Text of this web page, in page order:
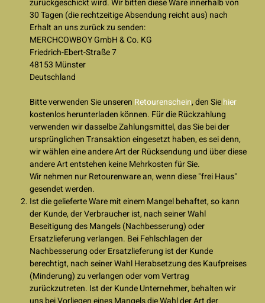
zurückgeschickt wird. Wir bitten diese Ware innerhalb von
30 Tagen (die rechtzeitige Absendung reicht aus) nach
Erhalt an uns zurück zu senden:
MERCHCOWBOY GmbH & Co. KG
Friedrich-Ebert-Straße 7
48153 Münster
Deutschland
Bitte verwenden Sie unseren Retourenschein, den Siehier
kostenlos herunterladen können. Für die Rückzahlung
verwenden wir dasselbe Zahlungsmittel, das Sie bei der
ursprünglichen Transaktion eingesetzt haben, es sei denn,
wir wählen eine andere Art der Rücksendung und über diese
andere Art entstehen keine Mehrkosten für Sie.
Wir nehmen nur Retourenware an, wenn diese "frei Haus"
gesendet werden.
Ist die gelieferte Ware mit einem Mangel behaftet, so kann
der Kunde, der Verbraucher ist, nach seiner Wahl
Beseitigung des Mangels (Nachbesserung) oder
Ersatzlieferung verlangen. Bei Fehlschlagen der
Nachbesserung oder Ersatzlieferung ist der Kunde
berechtigt, nach seiner Wahl Herabsetzung des Kaufpreises
(Minderung) zu verlangen oder vom Vertrag
zurückzutreten. Ist der Kunde Unternehmer, behalten wir